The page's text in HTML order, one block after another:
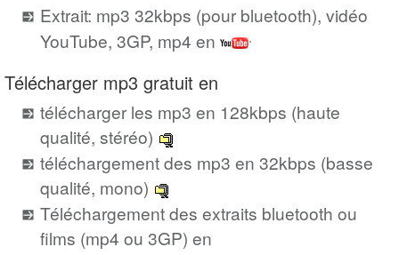
Extrait: mp3 32kbps (pour bluetooth), vidéo
YouTube, 3GP, mp4 en
Télécharger mp3 gratuit en
télécharger les mp3 en 128kbps (haute
qualité, stéréo)
téléchargement des mp3 en 32kbps (basse
qualité, mono)
Téléchargement des extraits bluetooth ou
films (mp4 ou 3GP) en